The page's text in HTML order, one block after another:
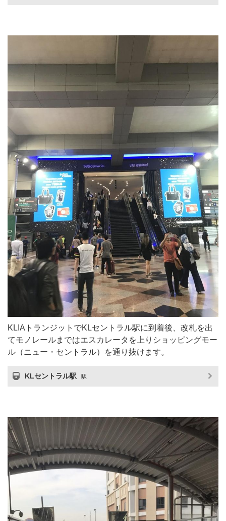
KLIAトランジットでKLセントラル駅に到着後、改札を出
てモノレールまではエスカレータを上りショッピングモー
ル（ニュー・セントラル）を通り抜けます。
KLセントラル駅 駅